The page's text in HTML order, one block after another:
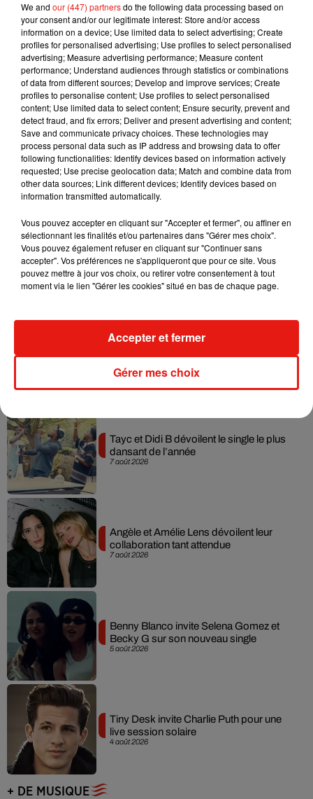
lait, nos hormones qui font rage. Sois belle. Sois stylée, ne
montre pas le champ de bataille, Kate. Sept heures après
ton combat contre la vie et la mort, sept heures après que
ton corps se soit déchiré et qu'une vie sanglante et hurlante
en soit sortie. Ne montre pas. Ne dis pas. Reste debout là
avec ta fille et sois immortalisée par un groupe de
photographes masculins.
On attend la réponse de Kate avec impatience.
Musique
7 août 2026
Julien Lieb s’essaye à la vie de chatelain
dans son nouveau clip
7 août 2026
Madonna sort enfin le remix de « Love
Sensation » avec Kylie Minogue
7 août 2026
Tayc et Didi B dévoilent le single le plus
dansant de l’année
7 août 2026
Angèle et Amélie Lens dévoilent leur
collaboration tant attendue
5 août 2026
Benny Blanco invite Selena Gomez et
Becky G sur son nouveau single
4 août 2026
Tiny Desk invite Charlie Puth pour une
live session solaire
+ DE MUSIQUE
We and our (447) partnersdo the following data processing based on
your consent and/or our legitimate interest: Store and/or access
information on a device; Use limited data to select advertising; Create
profiles for personalised advertising; Use profiles to select personalised
advertising; Measure advertising performance; Measure content
performance; Understand audiences through statistics or combinations
of data from different sources; Develop and improve services; Create
profiles to personalise content; Use profiles to select personalised
content; Use limited data to select content; Ensure security, prevent and
detect fraud, and fix errors; Deliver and present advertising and content;
Save and communicate privacy choices. These technologies may
process personal data such as IP address and browsing data to offer
following functionalities: Identify devices based on information actively
requested; Use precise geolocation data; Match and combine data from
other data sources; Link different devices; Identify devices based on
information transmitted automatically.
Vous pouvez accepter en cliquant sur "Accepter et fermer", ou affiner en
sélectionnant les finalités et/ou partenaires dans "Gérer mes choix".
Vous pouvez également refuser en cliquant sur "Continuer sans
accepter". Vos préférences ne s'appliqueront que pour ce site. Vous
pouvez mettre à jour vos choix, ou retirer votre consentement à tout
moment via le lien "Gérer les cookies" situé en bas de chaque page.
Gérer mes choix
Accepter et fermer